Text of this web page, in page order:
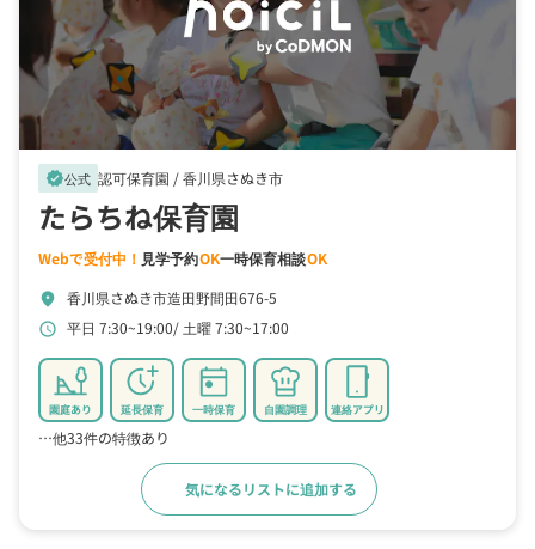
verified公式 認可保育園 /香川県さぬき市
たらちね保育園
Webで受付中！ 見学予約OK一時保育相談OK
location_on 香川県さぬき市造田野間田676-5
schedule 平日 7:30~19:00 土曜 7:30~17:00
園庭あり 延長保育 一時保育 自園調理 連絡アプリ
…他33件の特徴あり
気になるリストに追加する